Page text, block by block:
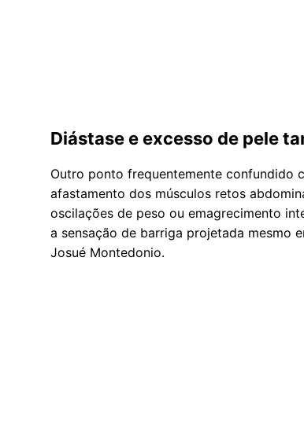
Diástase e excesso de pele
Outro ponto frequentemente confundido
afastamento dos músculos retos
oscilações de peso ou emagrecimento
a sensação de barriga projetada mesmo
Josué Montedonio.